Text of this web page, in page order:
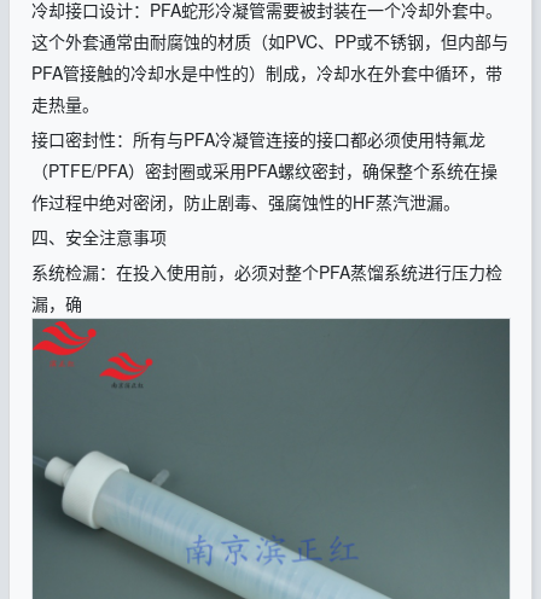
冷却接口设计： PFA蛇形冷凝管需要被封装在一个冷却外套中。
这个外套通常由耐腐蚀的材质（如PVC、 PP或不锈钢，但内部与
PFA管接触的冷却水是中性的）制成，冷却水在外套中循环，带
走热量。
接口密封性：所有与PFA冷凝管连接的接口都必须使用特氟龙
（PTFE/PFA）密封圈或采用PFA螺纹密封，确保整个系统在操
作过程中绝对密闭，防止剧毒、强腐蚀性的HF蒸汽泄漏。
四、安全注意事项
系统检漏：在投入使用前，必须对整个PFA蒸馏系统进行压力检
漏，确